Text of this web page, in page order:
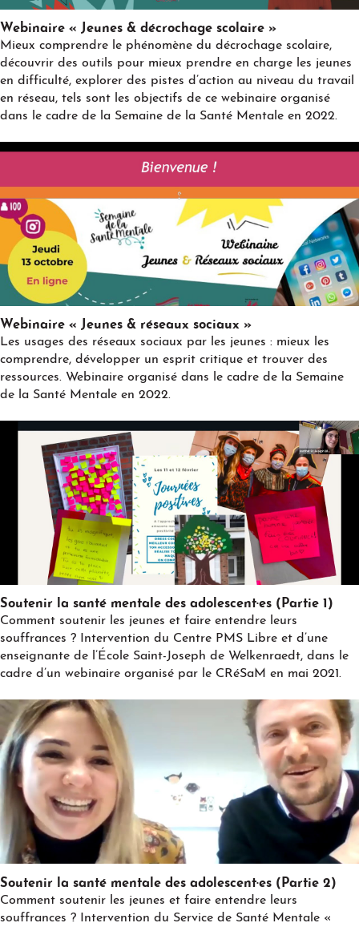
Play
Webinaire « Jeunes & décrochage scolaire »
Mieux comprendre le phénomène du décrochage scolaire,
découvrir des outils pour mieux prendre en charge les jeunes
en difficulté, explorer des pistes d’action au niveau du travail
en réseau, tels sont les objectifs de ce webinaire organisé
dans le cadre de la Semaine de la Santé Mentale en 2022.
Play
Webinaire « Jeunes & réseaux sociaux »
Les usages des réseaux sociaux par les jeunes : mieux les
comprendre, développer un esprit critique et trouver des
ressources. Webinaire organisé dans le cadre de la Semaine
de la Santé Mentale en 2022.
Play
Soutenir la santé mentale des adolescent·es (Partie 1)
Comment soutenir les jeunes et faire entendre leurs
souffrances ? Intervention du Centre PMS Libre et d’une
enseignante de l’École Saint-Joseph de Welkenraedt, dans le
cadre d’un webinaire organisé par le CRéSaM en mai 2021.
Soutenir la santé mentale des adolescent·es (Partie 2)
Comment soutenir les jeunes et faire entendre leurs
souffrances ? Intervention du Service de Santé Mentale «